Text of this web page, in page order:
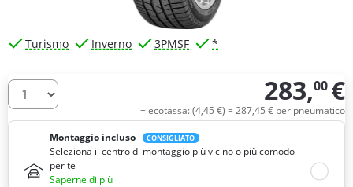
Turismo Inverno 3PMSF *
Quantità 283,00 €
+ ecotassa: (4,45 €) = 287,45 € per pneumatico
Montaggio incluso
CONSIGLIATO
Seleziona il centro di montaggio più vicino o più comodo
per te
Saperne di più